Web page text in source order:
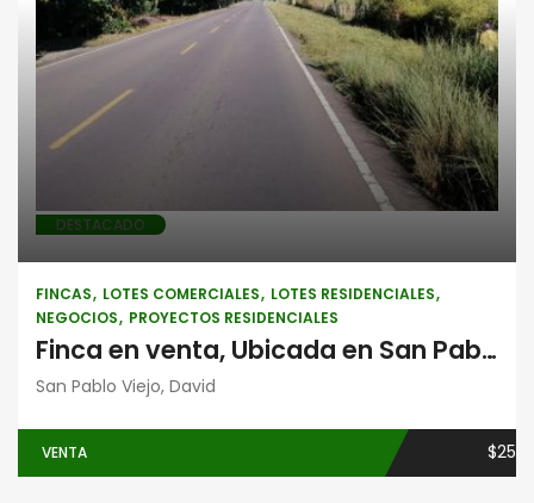
residenciales
NegociosProyectos
residenciales
DESTACADO
FINCAS LOTES COMERCIALES LOTES RESIDENCIALES
NEGOCIOS PROYECTOS RESIDENCIALES
Finca en venta, Ubicada en San Pablo Viejo, David, Chiriquí
San Pablo Viejo, David
VENTA $25